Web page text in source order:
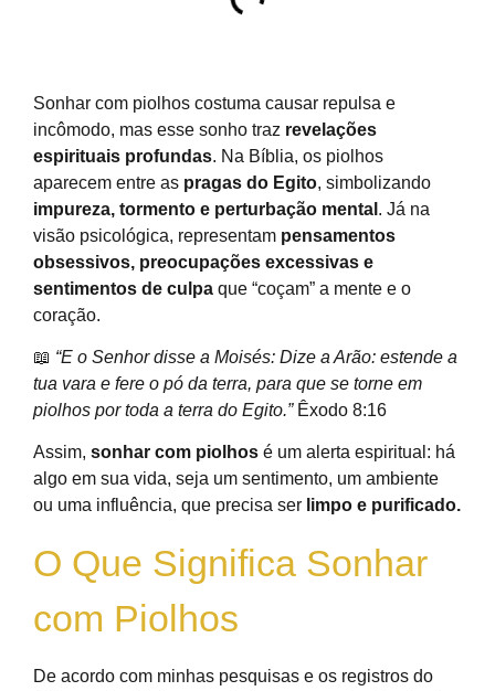
Sonhar com piolhos costuma causar repulsa e
incômodo, mas esse sonho traz revelações
espirituais profundas. Na Bíblia, os piolhos
aparecem entre as pragas do Egito, simbolizando
impureza, tormento e perturbação mental . Já na
visão psicológica, representam pensamentos
obsessivos, preocupações excessivas e
sentimentos de culpa que “coçam” a mente e o
coração.
📖 “E o Senhor disse a Moisés: Dize a Arão: estende a
tua vara e fere o pó da terra, para que se torne em
piolhos por toda a terra do Egito.”Êxodo 8:16
Assim, sonhar com piolhos é um alerta espiritual: há
algo em sua vida, seja um sentimento, um ambiente
ou uma influência, que precisa ser limpo e purificado.
O Que Significa Sonhar
com Piolhos
De acordo com minhas pesquisas e os registros do